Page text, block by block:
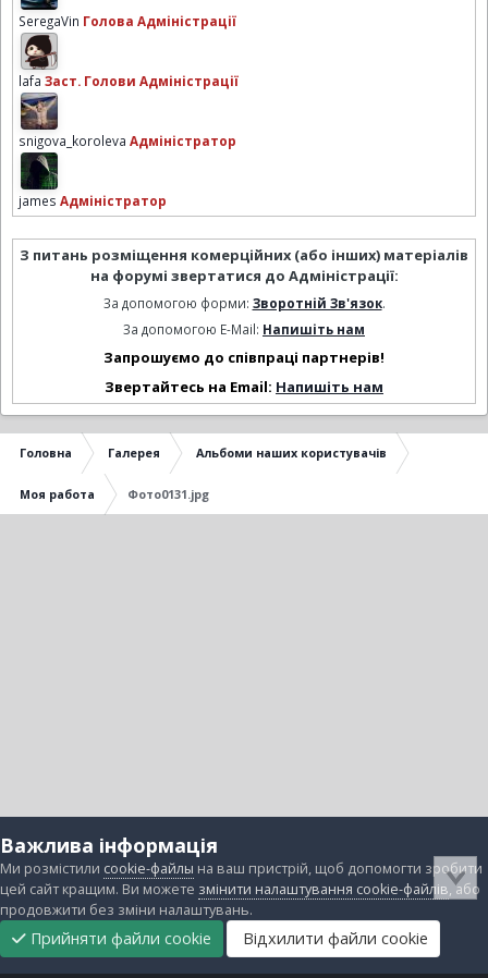
SeregaVin Голова Адміністрації
lafa Заст. Голови Адміністрації
snigova_koroleva Адміністратор
james Адміністратор
З питань розміщення комерційних (або інших) матеріалів
на форумі звертатися до Адміністрації:
За допомогою форми: Зворотній Зв'язок.
За допомогою E-Mail: Напишіть нам
Запрошуємо до співпраці партнерів!
Звертайтесь на Email: Напишіть нам
Головна Галерея Альбоми наших користувачів
Моя работа Фото0131.jpg
Важлива інформація
Ми розмістили cookie-файлы на ваш пристрій, щоб допомогти зробити
цей сайт кращим. Ви можете змінити налаштування cookie-файлів, або
продовжити без зміни налаштувань.
Прийняти файли cookie Відхилити файли cookie
Головна
Підтримати
нас
Прибрати
рекламу
Завантаження Непрочитані Реєстрація